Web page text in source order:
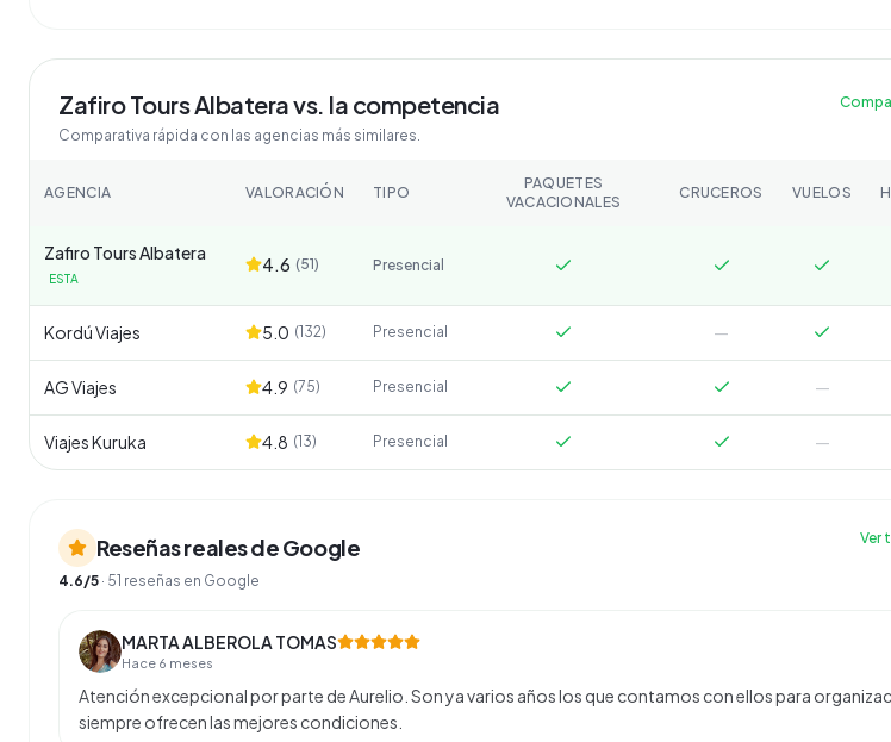
Zafiro Tours Albateravs. la competencia
Comparativa rápida con las agencias más similares.
AGENCIA VALORACIÓN TIPO
PAQUETES
VACACIONALES
CRUCEROS VUELOS
Zafiro Tours Albatera
ESTA
4.6 (51) Presencial
Kordú Viajes 5.0 (132) Presencial —
AG Viajes 4.9 (75) Presencial —
Viajes Kuruka 4.8 (13) Presencial —
Reseñas reales de Google
4.6/5 · 51 reseñas en Google
Ver
MARTA ALBEROLA TOMAS
Hace 6 meses
Atención excepcional por parte de Aurelio. Son ya varios años los que contamos con ellos para
siempre ofrecen las mejores condiciones.